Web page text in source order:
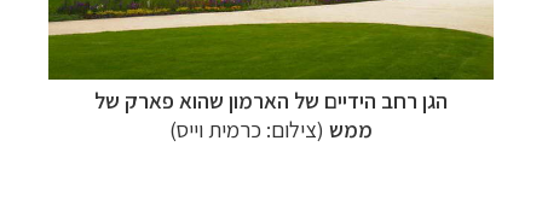
הגן רחב הידיים של הארמון שהוא פארק של
ממש (צילום: כרמית וייס)
טיולים למדינות אירופה
לחצו לרשימת היעדים »
תכנוןטיולים לצפון אמריקה
לחצו לרשימת היעדים »
קרוזים והפלגות נופש